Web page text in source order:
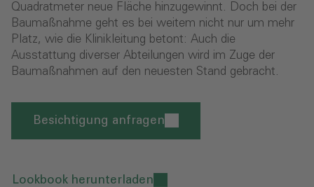
Quadratmeter neue Fläche hinzugewinnt. Doch bei der
Baumaßnahme geht es bei weitem nicht nur um mehr
Platz, wie die Klinikleitung betont: Auch die
Ausstattung diverser Abteilungen wird im Zuge der
Baumaßnahmen auf den neuesten Stand gebracht.
Besichtigung anfragen
Lookbook herunterladen